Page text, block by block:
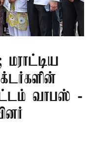
வாபஸ் -